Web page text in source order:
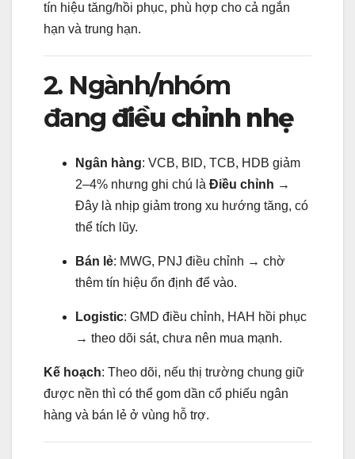
tín hiệu tăng/hồi phục, phù hợp cho cả ngắn
hạn và trung hạn.
2. Ngành/nhóm
đang điều chỉnh nhẹ
Ngân hàng: VCB, BID, TCB, HDB giảm
2–4% nhưng ghi chú là Điều chỉnh →
Đây là nhịp giảm trong xu hướng tăng, có
thể tích lũy.
Bán lẻ: MWG, PNJ điều chỉnh → chờ
thêm tín hiệu ổn định để vào.
Logistic: GMD điều chỉnh, HAH hồi phục
→ theo dõi sát, chưa nên mua mạnh.
Kế hoạch: Theo dõi, nếu thị trường chung giữ
được nền thì có thể gom dần cổ phiếu ngân
hàng và bán lẻ ở vùng hỗ trợ.